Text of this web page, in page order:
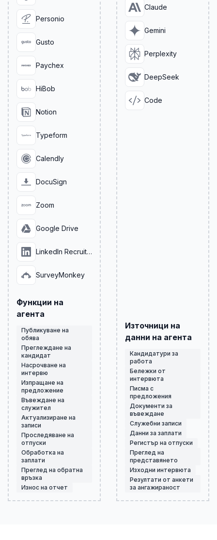
Personio
Gusto
Paychex
HiBob
Notion
Typeform
Calendly
DocuSign
Zoom
Google Drive
LinkedIn Recruiter
SurveyMonkey
Функции на
агента
Публикуване на
обява
Преглеждане на
кандидат
Насрочване на
интервю
Изпращане на
предложение
Въвеждане на
служител
Актуализиране на
записи
Проследяване на
отпуски
Обработка на
заплати
Преглед на обратна
връзка
Износ на отчет
Claude
Gemini
Perplexity
DeepSeek
Code
Източници на
данни на агента
Кандидатури за
работа
Бележки от
интервюта
Писма с
предложения
Документи за
въвеждане
Служебни записи
Данни за заплати
Регистър на отпуски
Преглед на
представянето
Изходни интервюта
Резултати от анкети
за ангажираност